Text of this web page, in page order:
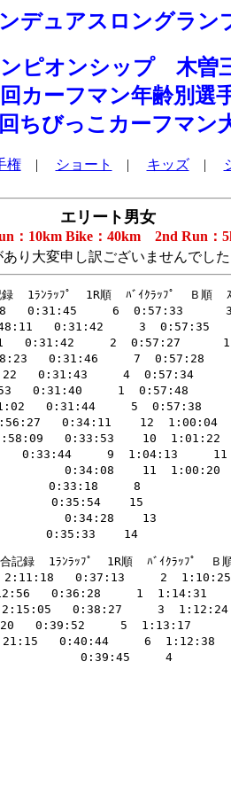
デュアスロングラン
ピオンシップ 木曽
カーフマン年齢別選
ちびっこカーフマン
権| ショート | キッズ|
エリート男女
：10km Bike：40km 2nd Run：
り大変申し訳ございませんでした
ﾌﾟ  1R順  ﾊﾞｲｸﾗｯﾌﾟ  Ｂ順  ｽﾌ
0:31:45     6  0:57:33
0:31:42     3  0:57:35
0:31:42     2  0:57:27
0:31:46     7  0:57:28
0:31:43     4  0:57:34
0:31:40     1  0:57:48
0:31:44     5  0:57:38
0:34:11    12  1:00:04
0:33:53    10
0:33:44     9  1:04:13
0:34:08
/SBC
ﾗｯﾌﾟ  1R順  ﾊﾞｲｸﾗｯﾌﾟ  Ｂ順
2:11:18   0:37:13     2
0:36:28     1  1:14:31
0:38:27     3
0:39:52     5  1:13:17
0:40:44     6